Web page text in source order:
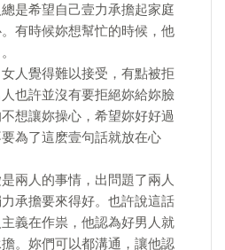
希望自己壹力承擔起家庭
有時候妳想幫忙的時候，他
覺得難以接受，有點被拒
也許並沒有要拒絕妳給妳臉
想讓妳操心，希望妳好好過
為了這麽壹句話就放在心
人的事情，出問題了兩人
承擔要來得好。也許說這話
義在作祟，他認為好男人就
。妳們可以都溝通，讓他認